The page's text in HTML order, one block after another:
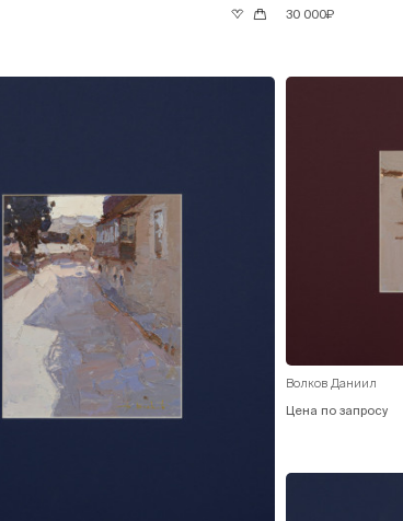
30 000₽
Волков Даниил
Цена по запросу